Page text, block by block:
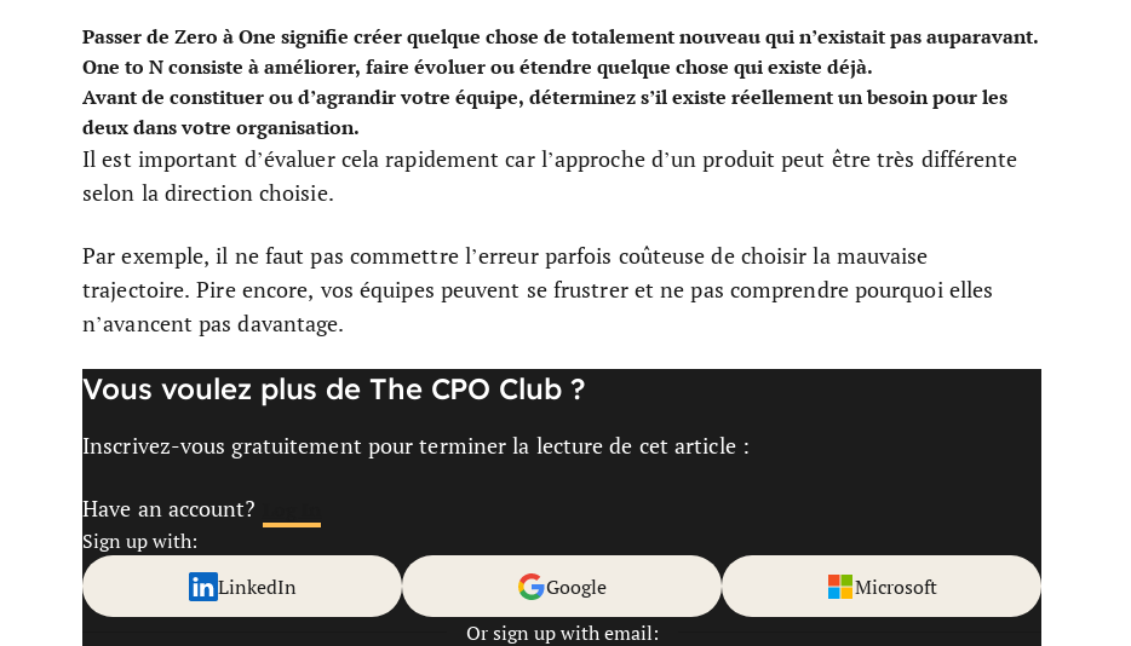
Passer de Zero à One signifie créer quelque chose de totalement nouveau qui n’existait pas auparavant.
One to N consiste à améliorer, faire évoluer ou étendre quelque chose qui existe déjà.
Avant de constituer ou d’agrandir votre équipe, déterminez s’il existe réellement un besoin pour les
deux dans votre organisation.
Il est important d’évaluer cela rapidement car l’approche d’un produit peut être très différente
selon la direction choisie.
Par exemple, il ne faut pas commettre l’erreur parfois coûteuse de choisir la mauvaise
trajectoire. Pire encore, vos équipes peuvent se frustrer et ne pas comprendre pourquoi elles
n’avancent pas davantage.
Vous voulez plus de The CPO Club ?
Inscrivez-vous gratuitement pour terminer la lecture de cet article :
Have an account?
Sign up with:
LinkedIn
Google
Microsoft
Or sign up with email: